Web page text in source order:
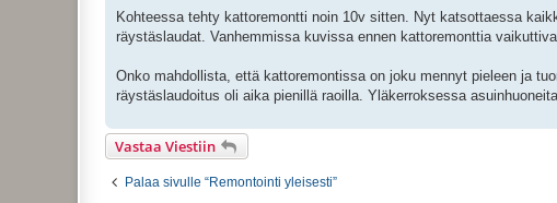
e
t
Kohteessa tehty kattoremontti noin 10v sitten. Nyt katsottaessa
räystäslaudat. Vanhemmissa kuvissa ennen kattoremonttia
Onko mahdollista, että kattoremontissa on joku mennyt pieleen ja
räystäslaudoitus oli aika pienillä raoilla. Yläkerroksessa
Vastaa Viestiin
Palaa sivulle “Remontointi yleisesti”